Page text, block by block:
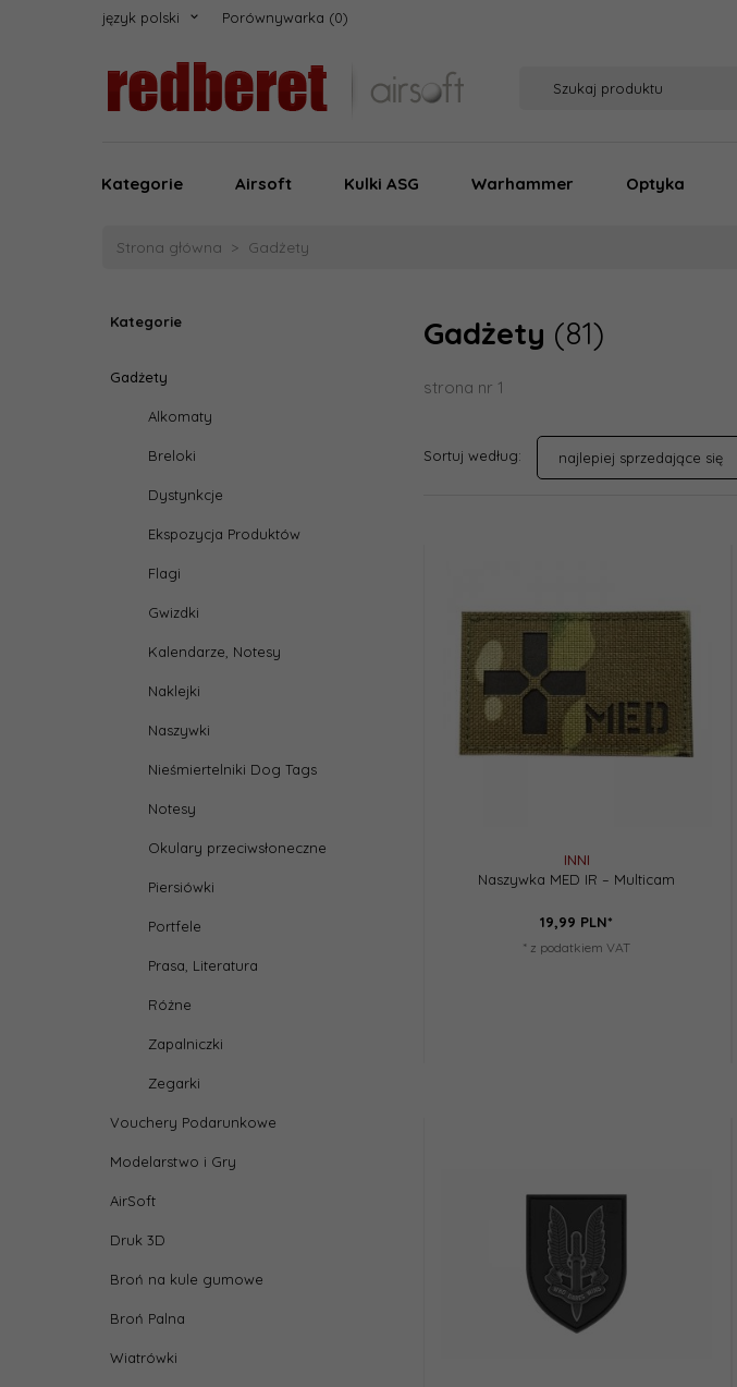
język polski Porównywarka
Kategorie Airsoft Kulki ASG Warhammer Optyka
Strona główna Gadżety
Kategorie
Gadżety
Alkomaty
Breloki
Dystynkcje
Ekspozycja Produktów
Flagi
Gwizdki
Kalendarze, Notesy
Naklejki
Naszywki
Nieśmiertelniki Dog Tags
Notesy
Okulary przeciwsłoneczne
Piersiówki
Portfele
Prasa, Literatura
Różne
Zapalniczki
Zegarki
Vouchery Podarunkowe
Modelarstwo i Gry
AirSoft
Druk 3D
Broń na kule gumowe
Broń Palna
Wiatrówki
Gadżety (81)
strona nr 1
Sortuj według:
sort
najlepiej sprzedające się
INNI
Naszywka MED IR – Multicam
19,99 PLN*
* z podatkiem VAT